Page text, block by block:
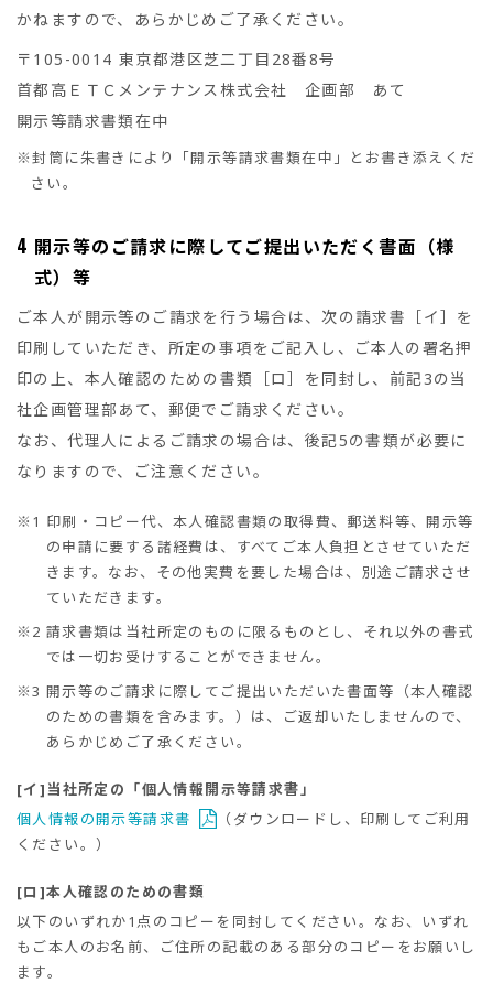
かねますので、あらかじめご了承ください。
〒105-0014 東京都港区芝二丁目28番8号
首都高ＥＴＣメンテナンス株式会社 企画部 あて
開示等請求書類在中
※封筒に朱書きにより「開示等請求書類在中」とお書き添えくだ
さい。
4 開示等のご請求に際してご提出いただく書面（様
式）等
ご本人が開示等のご請求を行う場合は、次の請求書［イ］を
印刷していただき、所定の事項をご記入し、ご本人の署名押
印の上、本人確認のための書類［ロ］を同封し、前記3の当
社企画管理部あて、郵便でご請求ください。
なお、代理人によるご請求の場合は、後記5の書類が必要に
なりますので、ご注意ください。
※1 印刷・コピー代、本人確認書類の取得費、郵送料等、開示等
の申請に要する諸経費は、すべてご本人負担とさせていただ
きます。なお、その他実費を要した場合は、別途ご請求させ
ていただきます。
※2 請求書類は当社所定のものに限るものとし、それ以外の書式
では一切お受けすることができません。
※3 開示等のご請求に際してご提出いただいた書面等（本人確認
のための書類を含みます。）は、ご返却いたしませんので、
あらかじめご了承ください。
[イ]当社所定の「個人情報開示等請求書」
個人情報の開示等請求書
（ダウンロードし、印刷してご利用
ください。）
[ロ]本人確認のための書類
以下のいずれか1点のコピーを同封してください。なお、いずれ
もご本人のお名前、ご住所の記載のある部分のコピーをお願いし
ます。